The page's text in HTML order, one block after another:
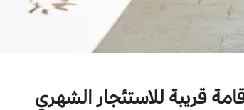
قريبة للاستئجار الشهري